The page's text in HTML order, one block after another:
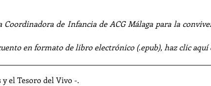
Coordinadora de Infancia de ACG Málaga para la
en formato de libro electrónico (.epub), haz clic aquí
el Tesoro del Vivo -.